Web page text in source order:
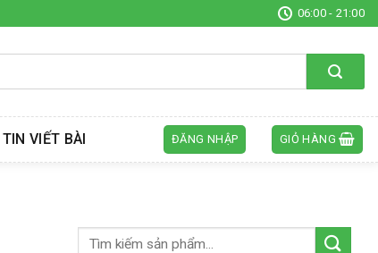
06:00 - 21:00
VIẾT BÀI ĐĂNG NHẬP GIỎ HÀNG